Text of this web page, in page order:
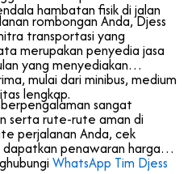
hambatan fisik di jalan
rombongan Anda, Djess
transportasi yang
merupakan penyedia jasa
yang menyediakan
mulai dari minibus, medium
lengkap.
sangat
serta rute-rute aman di
perjalanan Anda, cek
penawaran harga
WhatsApp Tim Djess